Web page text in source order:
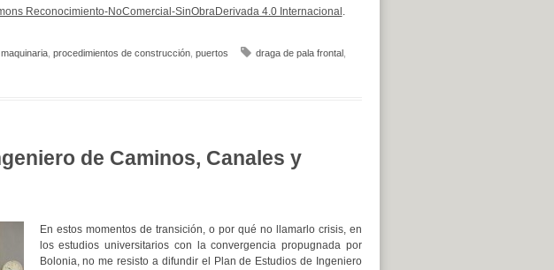
Reconocimiento-NoComercial-SinObraDerivada 4.0 Internacional
maquinaria, procedimientos de construcción, puertos draga de pala frontal,
de Caminos, Canales y
En estos momentos de transición, o por qué no llamarlo crisis, en
los estudios universitarios con la convergencia propugnada por
Bolonia, no me resisto a difundir el Plan de Estudios de Ingeniero